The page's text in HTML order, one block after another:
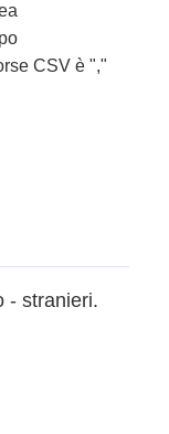
CSV è ","
- stranieri.